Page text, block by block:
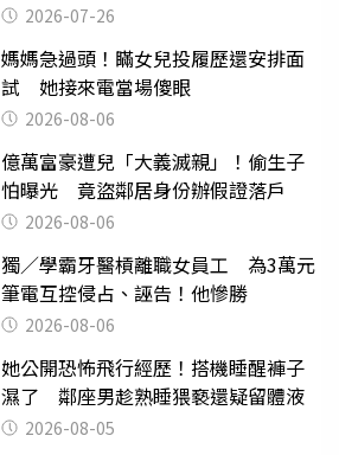
2026-07-26
媽媽急過頭！瞞女兒投履歷還安排面
試 她接來電當場傻眼
2026-08-06
億萬富豪遭兒「大義滅親」！偷生子
怕曝光 竟盜鄰居身份辦假證落戶
2026-08-06
獨／學霸牙醫槓離職女員工 為3萬元
筆電互控侵占、誣告！他慘勝
2026-08-06
她公開恐怖飛行經歷！搭機睡醒褲子
濕了 鄰座男趁熟睡猥褻還疑留體液
2026-08-05